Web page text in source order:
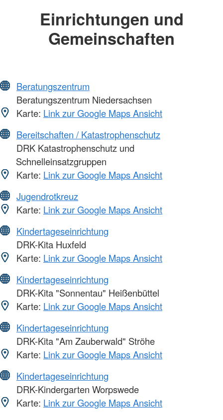
Einrichtungen und
Gemeinschaften
Beratungszentrum
Beratungszentrum Niedersachsen
Karte: Link zur Google Maps Ansicht
Bereitschaften / Katastrophenschutz
DRK Katastrophenschutz und
Schnelleinsatzgruppen
Karte: Link zur Google Maps Ansicht
Jugendrotkreuz
Karte: Link zur Google Maps Ansicht
Kindertageseinrichtung
DRK-Kita Huxfeld
Karte: Link zur Google Maps Ansicht
Kindertageseinrichtung
DRK-Kita "Sonnentau" Heißenbüttel
Karte: Link zur Google Maps Ansicht
Kindertageseinrichtung
DRK-Kita "Am Zauberwald" Ströhe
Karte: Link zur Google Maps Ansicht
Kindertageseinrichtung
DRK-Kindergarten Worpswede
Karte: Link zur Google Maps Ansicht